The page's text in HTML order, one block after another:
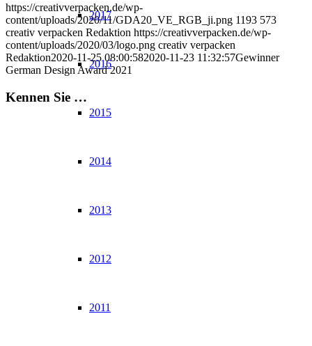
2017
2016
2015
2014
2013
2012
2011
https://creativverpacken.de/wp-
content/uploads/2020/11/GDA20_VE_RGB_ji.png 1193 573
creativ verpacken Redaktion https://creativverpacken.de/wp-
content/uploads/2020/03/logo.png creativ verpacken
Redaktion2020-11-25 08:00:582020-11-23 11:32:57Gewinner
German Design Award 2021
Kennen Sie …